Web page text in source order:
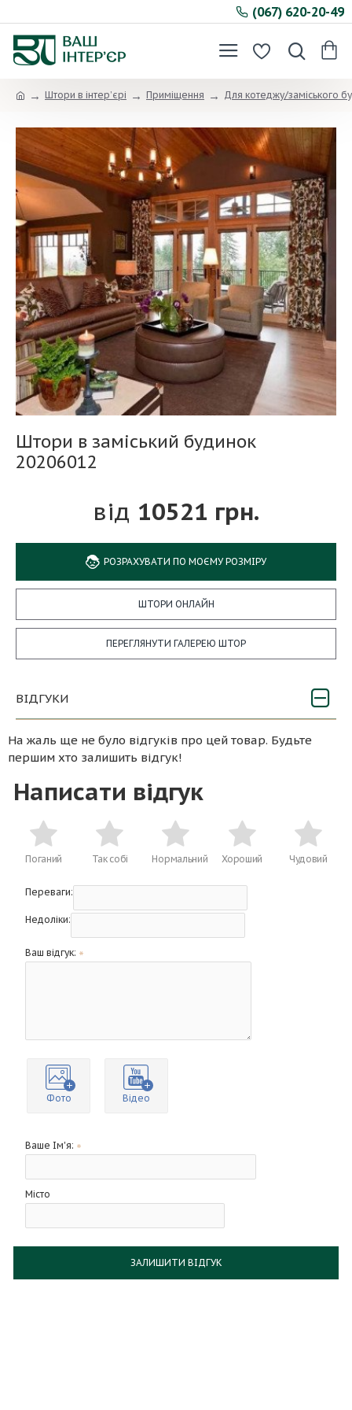
(067) 620-20-49
Штори в інтер’єрі Приміщення Для котеджу/заміського
Штори в заміський будинок
20206012
10521 грн.
РОЗРАХУВАТИ ПО МОЄМУ РОЗМІРУ
ШТОРИ ОНЛАЙН
ПЕРЕГЛЯНУТИ ГАЛЕРЕЮ ШТОР
ВІДГУКИ
На жаль ще не було відгуків про цей товар. Будьте
першим хто залишить відгук!
Написати відгук
Поганий Так собі Нормальний Хороший Чудовий
Переваги:
Недоліки:
Ваш відгук:
Фото Відео
Ваше Ім'я:
Місто
ЗАЛИШИТИ ВІДГУК